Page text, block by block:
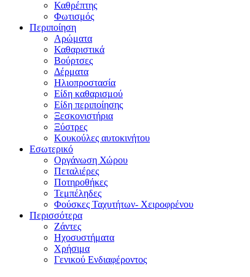
Καθρέπτης
Φωτισμός
Περιποίηση
Αρώματα
Καθαριστικά
Βούρτσες
Δέρματα
Ηλιοπροστασία
Είδη καθαρισμού
Είδη περιποίησης
Ξεσκονιστήρια
Ξύστρες
Κουκούλες αυτοκινήτου
Εσωτερικό
Οργάνωση Χώρου
Πεταλιέρες
Ποτηροθήκες
Τεμπέληδες
Φούσκες Ταχυτήτων- Χειροφρένου
Περισσότερα
Ζάντες
Ηχοσυστήματα
Χρήσιμα
Γενικού Ενδιαφέροντος